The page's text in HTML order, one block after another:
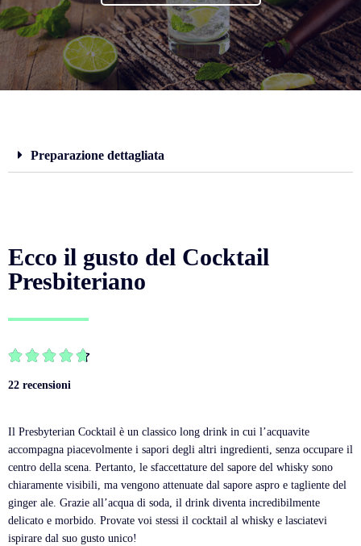
Preparazione dettagliata
Ecco il gusto del Cocktail
Presbiteriano

22 recensioni
Il Presbyterian Cocktail è un classico long drink in cui l’acquavite
accompagna piacevolmente i sapori degli altri ingredienti, senza occupare il
centro della scena. Pertanto, le sfaccettature del sapore del whisky sono
chiaramente visibili, ma vengono attenuate dal sapore aspro e tagliente del
ginger ale. Grazie all’acqua di soda, il drink diventa incredibilmente
delicato e morbido. Provate voi stessi il cocktail al whisky e lasciatevi
ispirare dal suo gusto unico!